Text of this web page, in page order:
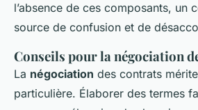
l’absence de ces composants, un
source de confusion et de
Conseils pour la négociation
La négociation des contrats
particulière. Élaborer des termes